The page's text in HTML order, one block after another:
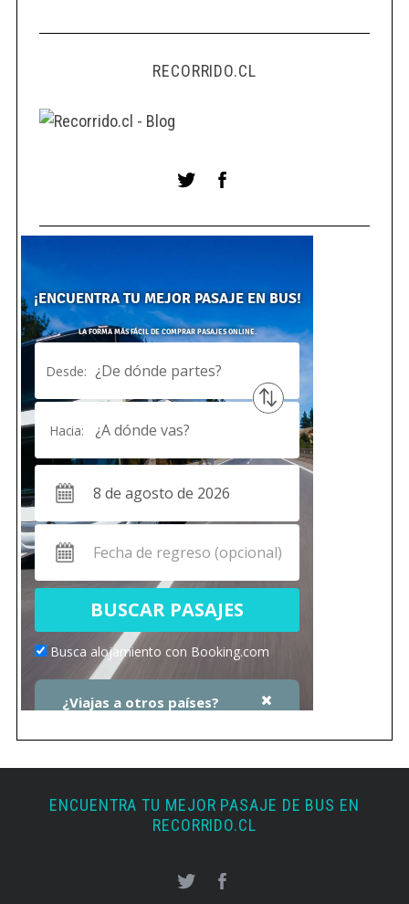
RECORRIDO.CL
ENCUENTRA TU MEJOR PASAJE DE BUS EN
RECORRIDO.CL